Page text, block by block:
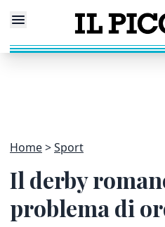
Home Sport
Il derby
problema di